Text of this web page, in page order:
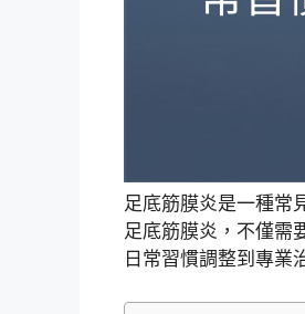
足底筋膜炎是一種常
足底筋膜炎，不僅需
日常習慣調整到專業